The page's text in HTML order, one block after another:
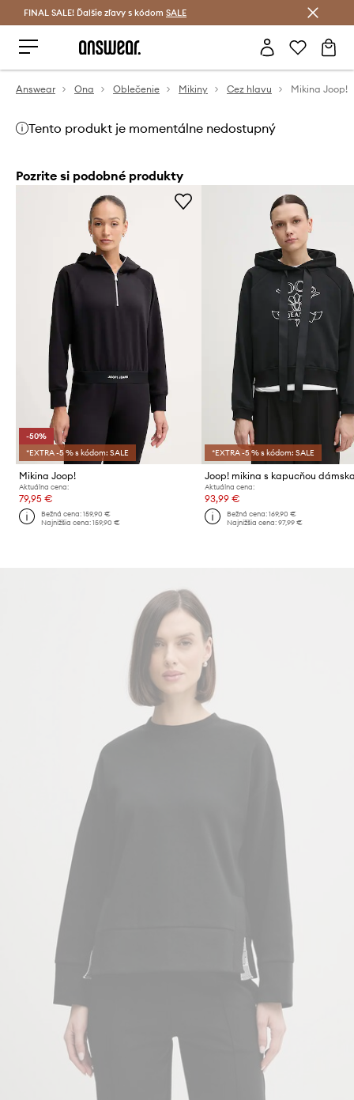
Šetrite s Answear Club >
FINAL SALE! Ďalšie zľavy s kódom SALE
Answear Ona Oblečenie Mikiny Cez hlavu Mikina Joop!
Tento produkt je momentálne nedostupný
Pozrite si podobné produkty
-50%
*EXTRA -5 % s kódom: SALE
Mikina Joop!
Aktuálna cena:
79,95 €
Bežná cena:159,90 €
Najnižšia cena:159,90 €
*EXTRA -5 % s kódom: SALE
Aktuálna cena:
93,99 €
Bežná cena: 169,90 €
Najnižšia cena: 97,99 €